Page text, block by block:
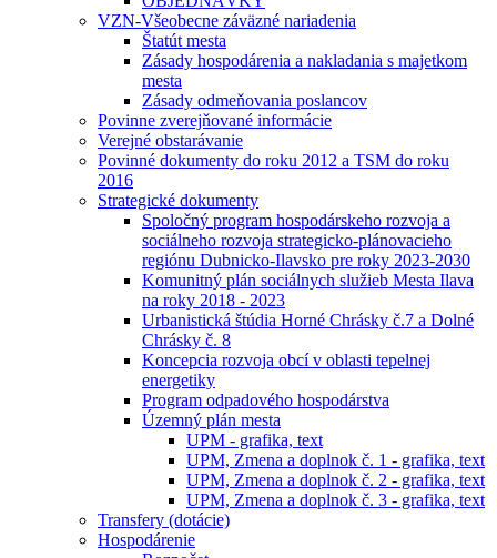
VZN-Všeobecne záväzné nariadenia
Štatút mesta
Zásady hospodárenia a nakladania s majetkom
mesta
Zásady odmeňovania poslancov
Povinne zverejňované informácie
Verejné obstarávanie
Povinné dokumenty do roku 2012 a TSM do roku
2016
Strategické dokumenty
Spoločný program hospodárskeho rozvoja a
sociálneho rozvoja strategicko-plánovacieho
regiónu Dubnicko-Ilavsko pre roky 2023-2030
Komunitný plán sociálnych služieb Mesta Ilava
na roky 2018 - 2023
Urbanistická štúdia Horné Chrásky č.7 a Dolné
Chrásky č. 8
Koncepcia rozvoja obcí v oblasti tepelnej
energetiky
Program odpadového hospodárstva
Územný plán mesta
UPM - grafika, text
UPM, Zmena a doplnok č. 1 - grafika, text
UPM, Zmena a doplnok č. 2 - grafika, text
UPM, Zmena a doplnok č. 3 - grafika, text
Transfery (dotácie)
Hospodárenie